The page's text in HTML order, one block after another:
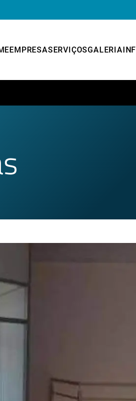
EMPRESASERVIÇOSGALERIA